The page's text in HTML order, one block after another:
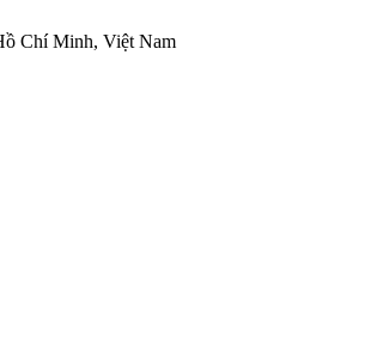
Chí Minh, Việt Nam